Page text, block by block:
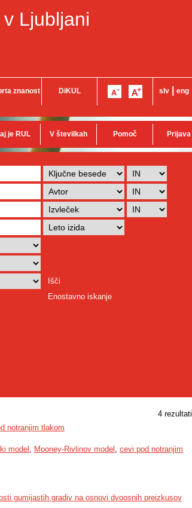
Ljubljani
znanost DiKUL slv eng
je RUL V številkah Pomoč Prijava
Išči
Enostavno iskanje
4 rezultati
notranjim tlakom
model , Mooney-Rivlinov model , cevi pod notranjim
gumijastih gradiv na osnovi dvoosnih preizkusov